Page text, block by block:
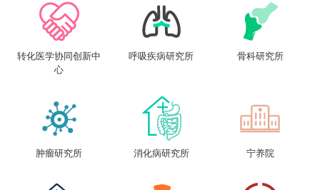
转化医学协同创新中
心
呼吸疾病研究所 骨科研究所
肿瘤研究所 消化病研究所 宁养院